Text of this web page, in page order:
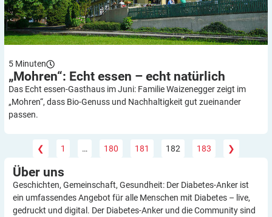
5 Minuten
„Mohren“: Echt essen – echt natürlich
Das Echt essen-Gasthaus im Juni: Familie Waizenegger zeigt im
„Mohren“, dass Bio-Genuss und Nachhaltigkeit gut zueinander
passen.
❮ 1 … 180 181 182 183 ❯
Über uns
Geschichten, Gemeinschaft, Gesundheit: Der Diabetes-Anker ist
ein umfassendes Angebot für alle Menschen mit Diabetes – live,
gedruckt und digital. Der Diabetes-Anker und die Community sind